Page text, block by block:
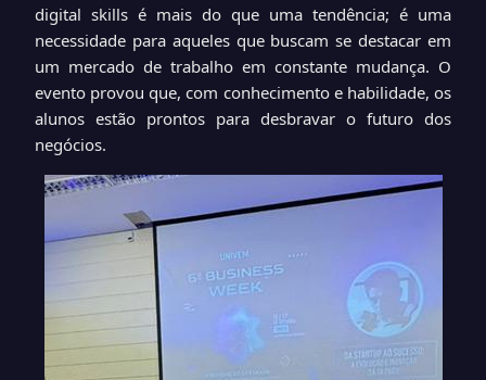
digital skills é mais do que uma tendência; é uma
necessidade para aqueles que buscam se destacar em
um mercado de trabalho em constante mudança. O
evento provou que, com conhecimento e habilidade, os
alunos estão prontos para desbravar o futuro dos
negócios.